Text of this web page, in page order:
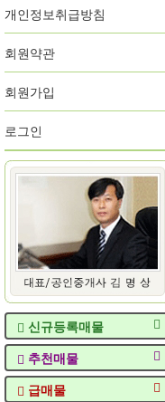
개인정보취급방침
회원약관
회원가입
로그인
신규등록매물
추천매물
급매물